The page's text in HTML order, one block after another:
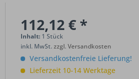
112,12 € *
Inhalt: 1 Stück
inkl. MwSt.zzgl. Versandkosten
Versandkostenfreie Lieferung!
Lieferzeit 10-14 Werktage